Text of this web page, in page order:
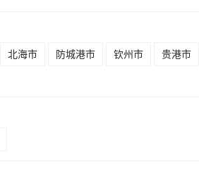
北海市 防城港市 钦州市 贵港市